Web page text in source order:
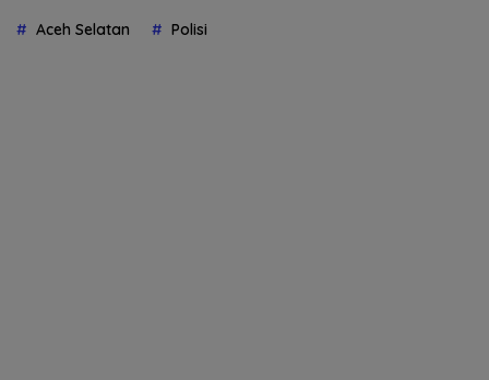
Aceh Selatan Polisi